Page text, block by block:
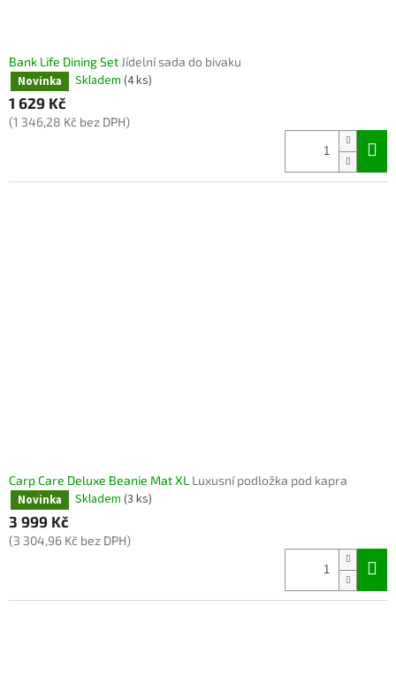
Bank Life Dining Set Jídelní sada do bivaku
Novinka Skladem (4 ks)
1 629 Kč
(1 346,28 Kč bez DPH)
Carp Care Deluxe Beanie Mat XL Luxusní podložka pod kapra
Novinka Skladem (3 ks)
3 999 Kč
(3 304,96 Kč bez DPH)